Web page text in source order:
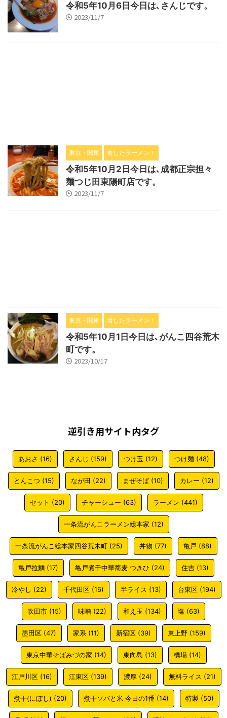
令和5年10月6日今日は､さんじです。
2023/11/7
東京・関東 食したラーメン！
令和5年10月2日今日は､成都正宗担々
麺つじ田東陽町店です。
2023/11/7
東京・関東 食したラーメン！
令和5年10月1日今日は､がんこ四谷荒木
町です。
2023/10/17
逆引き用サイト内タグ
あおさ (16) さんじ (159) つけ玉 (12) つけ麺(48)
とんこつ (15) なが田 (22) まぜそば(10) カレー (12)
セット (20) チャーシュー (63) ラーメン (441)
一条流がんこラーメン総本家 (12)
一条流がんこ総本家四谷荒木町 (25) 丼物 (77) 亀戸 (88)
亀戸拉麵 (17) 亀戸煮干中華蕎麦 つきひ (24) 住吉 (13)
冷やし (22) 千代田区(16) 半ライス (13) 台東区(194)
吹田市 (15) 味噌 (22) 和え玉 (134) 塩 (63)
墨田区(47) 家系(11) 新宿区(39) 東上野(159)
東京中華そばみづの家 (14) 東向島 (13) 橋場(14)
江戸川区(16) 江東区(139) 濃厚(24) 無料ライス (21)
煮干(にぼし) (20) 煮干ソバと米 今日の1番 (14) 特製 (50)